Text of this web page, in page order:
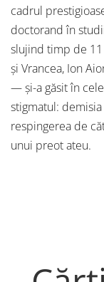
cadrul
doctorand în
slujind timp de
și Vrancea, Ion
— și-a găsit în
stigmatul:
respingerea de
unui preot ateu.